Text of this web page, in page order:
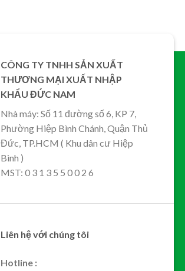
CÔNG TY TNHH SẢN XUẤT
THƯƠNG MẠI XUẤT NHẬP
KHẨU ĐỨC NAM
Nhà máy: Số 11 đường số 6, KP 7,
Phường Hiệp Bình Chánh, Quận Thủ
Đức, TP.HCM ( Khu dân cư Hiệp
Bình )
MST: 0 3 1 3 5 5 0 0 2 6
Liên hệ với chúng tôi
Hotline :